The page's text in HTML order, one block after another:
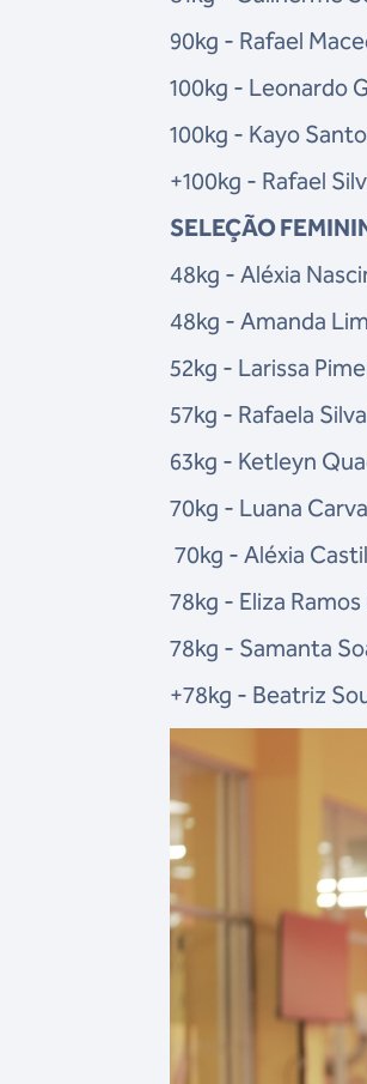
90kg - Rafael
100kg - Leonardo
100kg - Kayo
+100kg - Rafael
SELEÇÃO
48kg - Aléxia
48kg - Amanda
52kg - Larissa
57kg - Rafaela
63kg - Ketleyn
70kg - Luana
70kg - Aléxia
78kg - Eliza
78kg - Samanta
+78kg - Beatriz